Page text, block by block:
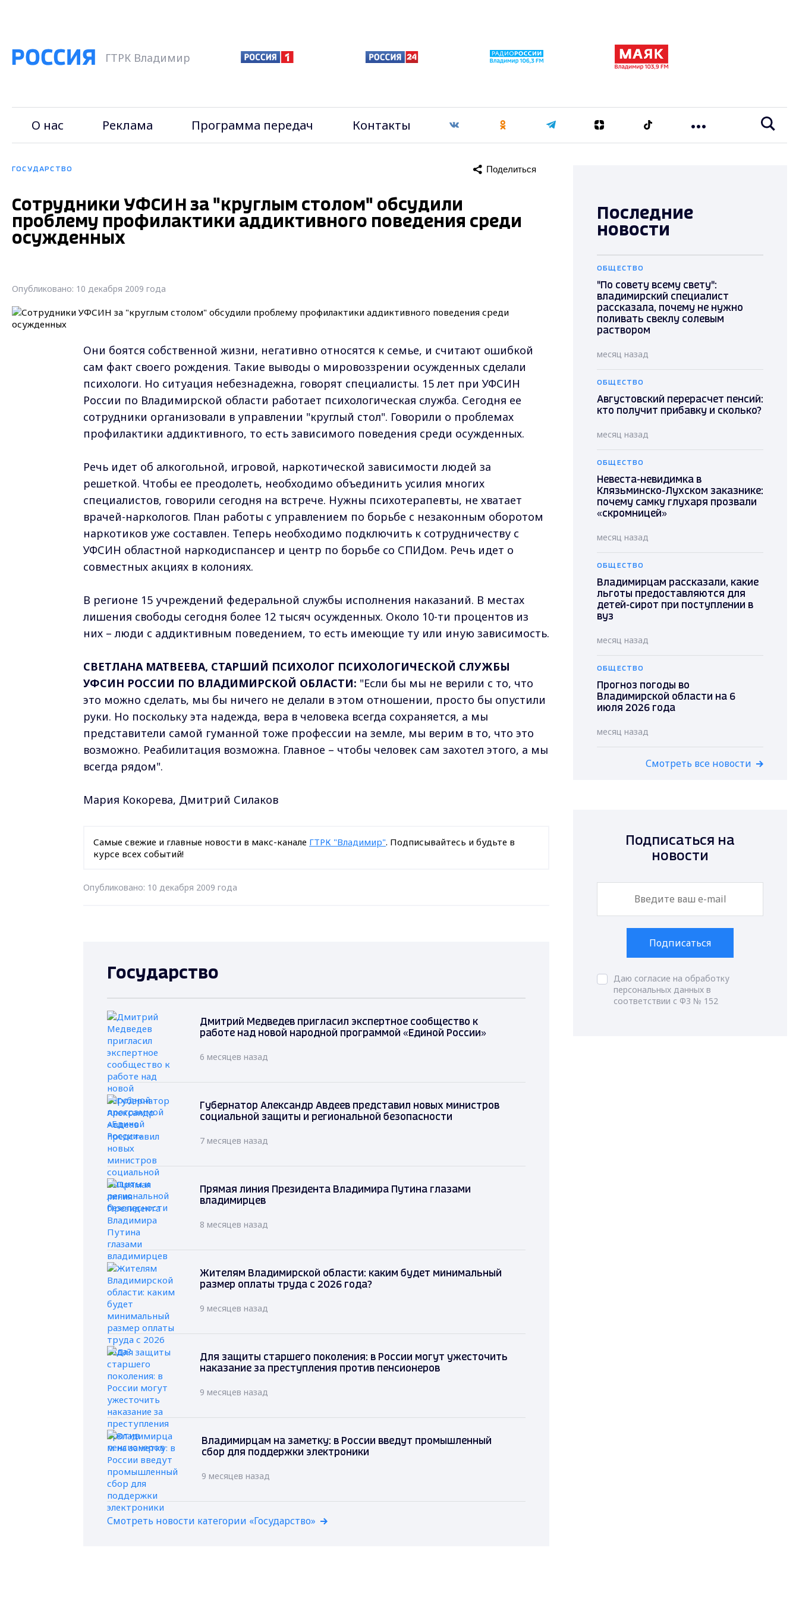
ГТРК Владимир
О нас Реклама Программа передач Контакты
ГОСУДАРСТВО Поделиться
Сотрудники УФСИН за "круглым столом" обсудили
проблему профилактики аддиктивного поведения среди
осужденных
Опубликовано: 10 декабря 2009 года
Они боятся собственной жизни, негативно относятся к семье, и считают ошибкой
сам факт своего рождения. Такие выводы о мировоззрении осужденных сделали
психологи. Но ситуация небезнадежна, говорят специалисты. 15 лет при УФСИН
России по Владимирской области работает психологическая служба. Сегодня ее
сотрудники организовали в управлении "круглый стол". Говорили о проблемах
профилактики аддиктивного, то есть зависимого поведения среди осужденных.
Речь идет об алкогольной, игровой, наркотической зависимости людей за
решеткой. Чтобы ее преодолеть, необходимо объединить усилия многих
специалистов, говорили сегодня на встрече. Нужны психотерапевты, не хватает
врачей-наркологов. План работы с управлением по борьбе с незаконным оборотом
наркотиков уже составлен. Теперь необходимо подключить к сотрудничеству с
УФСИН областной наркодиспансер и центр по борьбе со СПИДом. Речь идет о
совместных акциях в колониях.
В регионе 15 учреждений федеральной службы исполнения наказаний. В местах
лишения свободы сегодня более 12 тысяч осужденных. Около 10-ти процентов из
них – люди с аддиктивным поведением, то есть имеющие ту или иную зависимость.
СВЕТЛАНА МАТВЕЕВА, СТАРШИЙ ПСИХОЛОГ ПСИХОЛОГИЧЕСКОЙ СЛУЖБЫ
УФСИН РОССИИ ПО ВЛАДИМИРСКОЙ ОБЛАСТИ: "Если бы мы не верили с то, что
это можно сделать, мы бы ничего не делали в этом отношении, просто бы опустили
руки. Но поскольку эта надежда, вера в человека всегда сохраняется, а мы
представители самой гуманной тоже профессии на земле, мы верим в то, что это
возможно. Реабилитация возможна. Главное – чтобы человек сам захотел этого, а мы
всегда рядом".
Мария Кокорева, Дмитрий Силаков
Самые свежие и главные новости в макс-канале ГТРК "Владимир". Подписывайтесь и будьте в
курсе всех событий!
Опубликовано: 10 декабря 2009 года
Государство
Дмитрий Медведев пригласил экспертное сообщество к
работе над новой народной программой «Единой России»
6 месяцев назад
Губернатор Александр Авдеев представил новых министров
социальной защиты и региональной безопасности
7 месяцев назад
Прямая линия Президента Владимира Путина глазами
владимирцев
8 месяцев назад
Жителям Владимирской области: каким будет минимальный
размер оплаты труда с 2026 года?
9 месяцев назад
Для защиты старшего поколения: в России могут ужесточить
наказание за преступления против пенсионеров
9 месяцев назад
Владимирцам на заметку: в России введут промышленный
сбор для поддержки электроники
9 месяцев назад
Смотреть новости категории «Государство»
Последние
новости
ОБЩЕСТВО
"По совету всему свету":
владимирский специалист
рассказала, почему не нужно
поливать свеклу солевым
раствором
месяц назад
ОБЩЕСТВО
Августовский перерасчет пенсий:
кто получит прибавку и сколько?
месяц назад
ОБЩЕСТВО
Невеста-невидимка в
Клязьминско-Лухском заказнике:
почему самку глухаря прозвали
«скромницей»
месяц назад
ОБЩЕСТВО
Владимирцам рассказали, какие
льготы предоставляются для
детей-сирот при поступлении в
вуз
месяц назад
ОБЩЕСТВО
Прогноз погоды во
Владимирской области на 6
июля 2026 года
месяц назад
Смотреть все новости
Подписаться на
новости
Подписаться
Даю согласие на обработку
персональных данных в
соответствии с ФЗ № 152